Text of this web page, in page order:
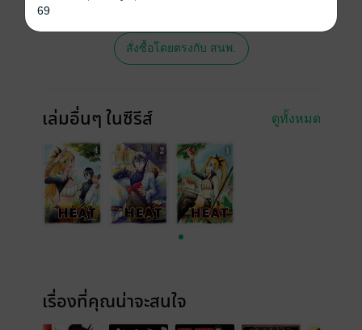
ซื้อ หรือติดต่อคนขายโดยตรงเลยจ้ะ
สั่งซื้อโดยตรงกับ สนพ.
เล่มอื่นๆ ในซีรีส์ ดูทั้งหมด
เรื่องที่คุณน่าจะสนใจ
69